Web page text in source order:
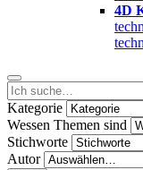
4D
Kategorie
Wessen Themen sind
Stichworte
Autor